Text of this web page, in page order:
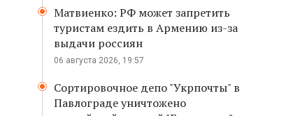
Матвиенко: РФ может запретить
туристам ездить в Армению из-за
выдачи россиян
06 августа 2026, 19:57
Сортировочное депо "Укрпочты" в
Павлограде уничтожено